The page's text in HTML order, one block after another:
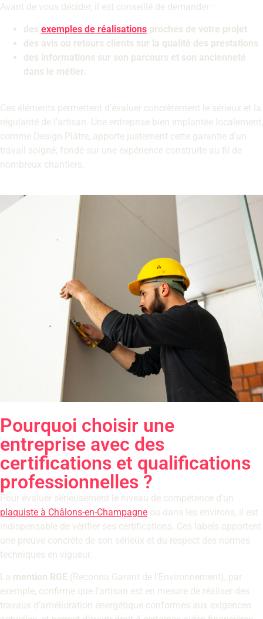
Avant de vous décider, il est conseillé de demander :
des exemples de réalisations proches de votre projet
des avis ou retours clients sur la qualité des prestations
des informations sur son parcours et son ancienneté
dans le métier.
Ces éléments permettent d’évaluer concrètement le sérieux et la
régularité de l’artisan. Une entreprise bien implantée localement,
comme Design Plâtre, apporte justement cette garantie d’un
travail soigné, fondé sur une expérience construite au fil de
nombreux chantiers.
Pourquoi choisir une
entreprise avec des
certifications et qualifications
professionnelles ?
Pour évaluer sérieusement le niveau de compétence d’un
plaquiste à Châlons-en-Champagne ou dans les environs, il est
indispensable de vérifier ses certifications. Ces labels apportent
une preuve concrète de son sérieux et du respect des normes
techniques en vigueur.
La mention RGE (Reconnu Garant de l’Environnement), par
exemple, confirme que l’artisan est en mesure de réaliser des
travaux d’amélioration énergétique conformes aux exigences